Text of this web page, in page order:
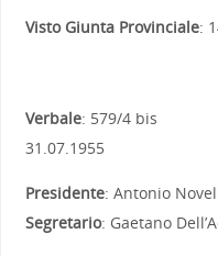
Visto Giunta Provinciale:
Verbale:
31.07.1955
Presidente:
Segretario: Gaetano